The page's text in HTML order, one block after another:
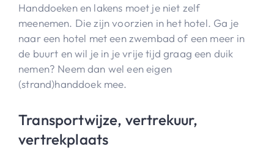
Handdoeken en lakens moet je niet zelf
meenemen. Die zijn voorzien in het hotel. Ga je
naar een hotel met een zwembad of een meer in
de buurt en wil je in je vrije tijd graag een duik
nemen? Neem dan wel een eigen
(strand)handdoek mee.
Transportwijze, vertrekuur,
vertrekplaats